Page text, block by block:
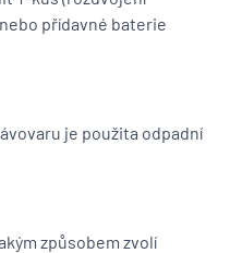
přídavné baterie
je použita odpadní
způsobem zvolí